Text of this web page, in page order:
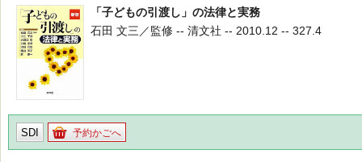
「子どもの引渡し」の法律と実務
石田 文三／監修 -- 清文社 -- 2010.12 -- 327.4
SDI 予約かごへ